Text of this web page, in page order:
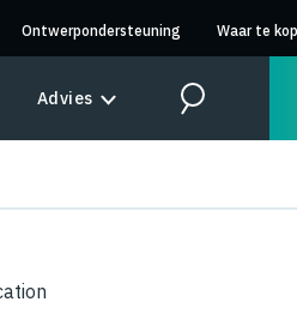
Ontwerpondersteuning Waar te
Advies Search